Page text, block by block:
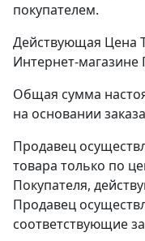
покупателем.
Действующая Цена
Интернет-магазине
Общая сумма
на основании
Продавец
товара только по
Покупателя,
Продавец
соответствующие